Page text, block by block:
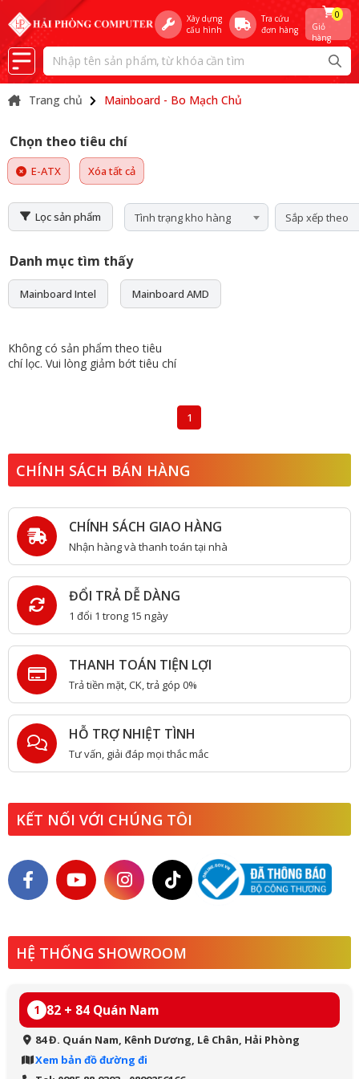
Xây dựng
cấu hình
Tra cứu
đơn hàng
Giỏ
hàng
0
Trang chủ Mainboard - Bo Mạch Chủ
Chọn theo tiêu chí
E-ATX Xóa tất cả
Lọc sản phẩm Tình trạng kho hàng Sắp xếp theo
Danh mục tìm thấy
Mainboard Intel Mainboard AMD
Không có sản phẩm theo tiêu
chí lọc. Vui lòng giảm bớt tiêu chí
1
CHÍNH SÁCH BÁN HÀNG
CHÍNH SÁCH GIAO HÀNG
Nhận hàng và thanh toán tại nhà
ĐỔI TRẢ DỄ DÀNG
1 đổi 1 trong 15 ngày
THANH TOÁN TIỆN LỢI
Trả tiền mặt, CK, trả góp 0%
HỖ TRỢ NHIỆT TÌNH
Tư vấn, giải đáp mọi thắc mắc
KẾT NỐI VỚI CHÚNG TÔI
HỆ THỐNG SHOWROOM
1 82 + 84 Quán Nam
84 Đ. Quán Nam, Kênh Dương, Lê Chân, Hải Phòng
Xem bản đồ đường đi